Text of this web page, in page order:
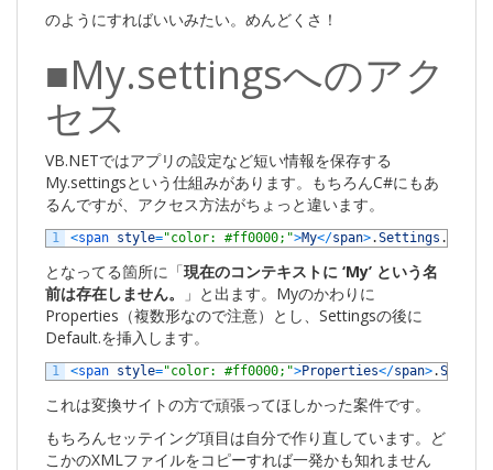
のようにすればいいみたい。めんどくさ！
■My.settingsへのアク
セス
VB.NETではアプリの設定など短い情報を保存する
My.settingsという仕組みがあります。もちろんC#にもあ
るんですが、アクセス方法がちょっと違います。
1 <span style="color: #ff0000;">My</span>.Settings .
となってる箇所に「現在のコンテキストに ‘My’ という名
前は存在しません。
」と出ます。Myのかわりに
Properties（複数形なので注意）とし、Settingsの後に
Default.を挿入します。
1 <span style="color: #ff0000;">Properties</span>.
これは変換サイトの方で頑張ってほしかった案件です。
もちろんセッテイング項目は自分で作り直しています。ど
こかのXMLファイルをコピーすれば一発かも知れません